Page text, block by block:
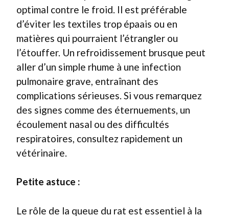
optimal contre le froid. Il est préférable
d’éviter les textiles trop épaais ou en
matières qui pourraient l’étrangler ou
l’étouffer. Un refroidissement brusque peut
aller d’un simple rhume à une infection
pulmonaire grave, entraînant des
complications sérieuses. Si vous remarquez
des signes comme des éternuements, un
écoulement nasal ou des difficultés
respiratoires, consultez rapidement un
vétérinaire.
Petite astuce :
Le rôle de la queue du rat est essentiel à la